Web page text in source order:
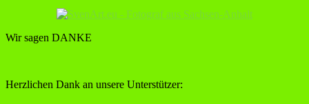
Wir sagen DANKE
Herzlichen Dank an unsere Unterstützer: